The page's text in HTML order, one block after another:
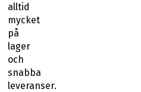
alltid
mycket
på
lager
och
snabba
leveranser.